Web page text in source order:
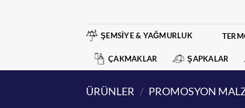
ŞEMSİYE & YAĞMURLUK
ÇAKMAKLAR ŞAPKALAR
ÜRÜNLER / PROMOSYON